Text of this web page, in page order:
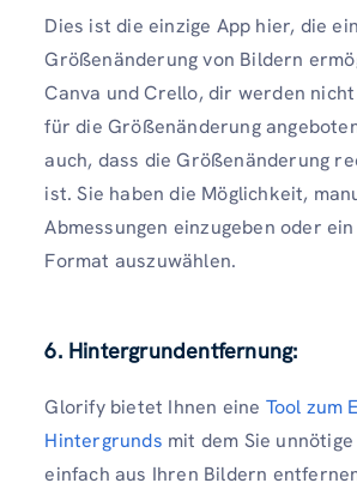
Dies ist die einzige App hier, die
Größenänderung von Bildern
Canva und Crello, dir werden
für die Größenänderung
auch, dass die Größenänderung
ist. Sie haben die Möglichkeit,
Abmessungen einzugeben oder
Format auszuwählen.
6. Hintergrundentfernung:
Glorify bietet Ihnen eine Tool zum
Hintergrunds mit dem Sie
einfach aus Ihren Bildern